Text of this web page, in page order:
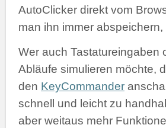
AutoClicker direkt vom
man ihn immer
Wer auch Tastatureingaben
Abläufe simulieren möchte,
den KeyCommander
schnell und leicht zu
aber weitaus mehr